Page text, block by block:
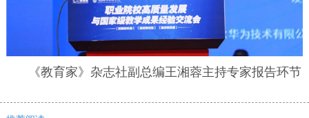
《教育家》杂志社副总编王湘蓉主持专家报告环节